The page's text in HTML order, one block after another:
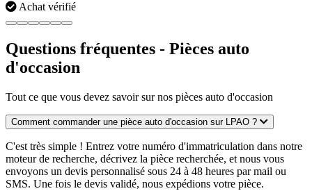
Achat vérifié
Questions fréquentes - Pièces auto
d'occasion
Tout ce que vous devez savoir sur nos pièces auto d'occasion
Comment commander une pièce auto d'occasion sur LPAO ?
C'est très simple ! Entrez votre numéro d'immatriculation dans notre
moteur de recherche, décrivez la pièce recherchée, et nous vous
envoyons un devis personnalisé sous 24 à 48 heures par mail ou
SMS. Une fois le devis validé, nous expédions votre pièce.